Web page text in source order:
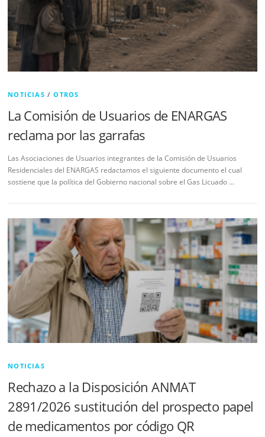
NOTICIAS /OTROS
La Comisión de Usuarios de ENARGAS
reclama por las garrafas
Las Asociaciones de Usuarios integrantes de la Comisión de Usuarios
Residenciales del ENARGAS redactamos el siguiente documento el cual
sostiene que la política del Gobierno nacional sobre el Gas Licuado …
NOTICIAS
Rechazo a la Disposición ANMAT
2891/2026 sustitución del prospecto papel
de medicamentos por código QR